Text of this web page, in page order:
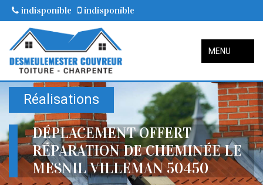
indisponible indisponible
MENU
Réalisations
DÉPLACEMENT OFFERT
RÉPARATION DE CHEMINÉE LE
MESNIL VILLEMAN 50450